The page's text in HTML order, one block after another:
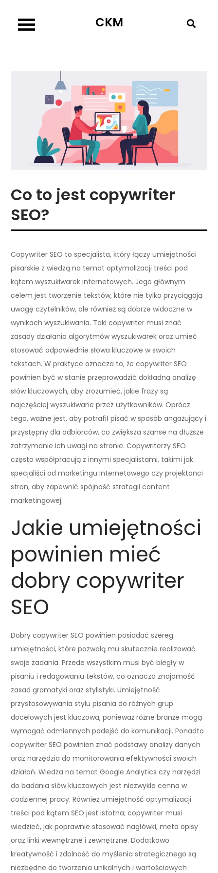
content
CKM
Co to jest copywriter
SEO?
Copywriter SEO to specjalista, który łączy umiejętności
pisarskie z wiedzą na temat optymalizacji treści pod
kątem wyszukiwarek internetowych. Jego głównym
celem jest tworzenie tekstów, które nie tylko przyciągają
uwagę czytelników, ale również są dobrze widoczne w
wynikach wyszukiwania. Taki copywriter musi znać
zasady działania algorytmów wyszukiwarek oraz umieć
stosować odpowiednie słowa kluczowe w swoich
tekstach. W praktyce oznacza to, że copywriter SEO
powinien być w stanie przeprowadzić dokładną analizę
słów kluczowych, aby zrozumieć, jakie frazy są
najczęściej wyszukiwane przez użytkowników. Oprócz
tego, ważne jest, aby potrafił pisać w sposób angażujący i
przystępny dla odbiorców, co zwiększa szanse na dłuższe
zatrzymanie ich uwagi na stronie. Copywriterzy SEO
często współpracują z innymi specjalistami, takimi jak
specjaliści od marketingu internetowego czy projektanci
stron, aby zapewnić spójność strategii content
marketingowej.
Jakie umiejętności
powinien mieć
dobry copywriter
SEO
Dobry copywriter SEO powinien posiadać szereg
umiejętności, które pozwolą mu skutecznie realizować
swoje zadania. Przede wszystkim musi być biegły w
pisaniu i redagowaniu tekstów, co oznacza znajomość
zasad gramatyki oraz stylistyki. Umiejętność
przystosowywania stylu pisania do różnych grup
docelowych jest kluczowa, ponieważ różne branże mogą
wymagać odmiennych podejść do komunikacji. Ponadto
copywriter SEO powinien znać podstawy analizy danych
oraz narzędzia do monitorowania efektywności swoich
działań. Wiedza na temat Google Analytics czy narzędzi
do badania słów kluczowych jest niezwykle cenna w
codziennej pracy. Również umiejętność optymalizacji
treści pod kątem SEO jest istotna; copywriter musi
wiedzieć, jak poprawnie stosować nagłówki, meta opisy
oraz linki wewnętrzne i zewnętrzne. Dodatkowo
kreatywność i zdolność do myślenia strategicznego są
niezbędne do tworzenia unikalnych i wartościowych